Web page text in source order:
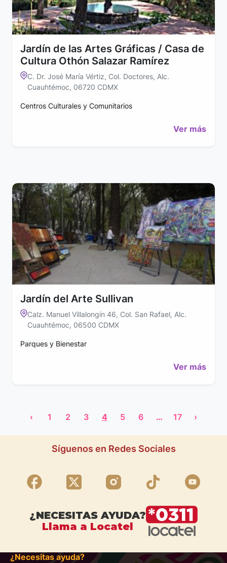
Jardín de las Artes Gráficas / Casa de
Cultura Othón Salazar Ramírez
C. Dr. José María Vértiz, Col. Doctores, Alc.
Cuauhtémoc, 06720 CDMX
Centros Culturales y Comunitarios
Ver más
Jardín del Arte Sullivan
Calz. Manuel Villalongín 46, Col. San Rafael, Alc.
Cuauhtémoc, 06500 CDMX
Parques y Bienestar
Ver más
‹ 1 2 3 4 5 6 … 17 ›
Síguenos en Redes Sociales
¿NECESITAS AYUDA?
Llama a Locatel
¿Necesitas ayuda?